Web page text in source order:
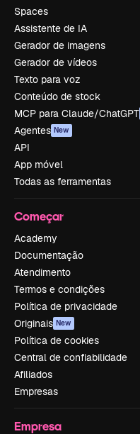
Spaces
Assistente de IA
Gerador de imagens
Gerador de vídeos
Texto para voz
Conteúdo de stock
MCP para Claude/ChatGPT
Agentes New
API
App móvel
Todas as ferramentas
Começar
Academy
Documentação
Atendimento
Termos e condições
Política de privacidade
Originais New
Política de cookies
Central de confiabilidade
Afiliados
Empresas
Empresa